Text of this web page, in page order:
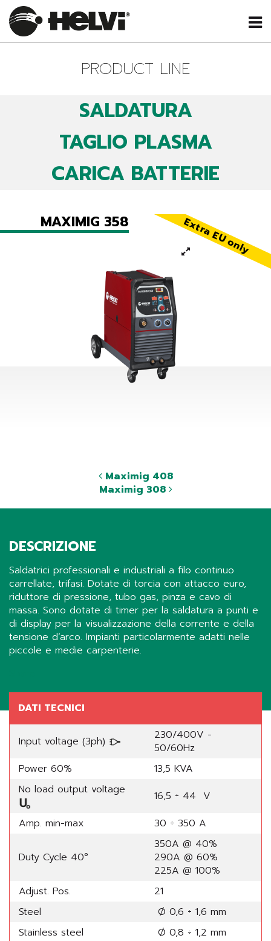
PRODUCT LINE
SALDATURA
TAGLIO PLASMA
CARICA BATTERIE
Extra EU only
MAXIMIG 358
Maximig 408
Maximig 308
DESCRIZIONE
Saldatrici professionali e industriali a filo continuo
carrellate, trifasi. Dotate di torcia con attacco euro,
riduttore di pressione, tubo gas, pinza e cavo di
massa. Sono dotate di timer per la saldatura a punti e
di display per la visualizzazione della corrente e della
tensione d’arco. Impianti particolarmente adatti nelle
piccole e medie carpenterie.
DATI TECNICI
Input voltage (3ph)
230/400V -
50/60Hz
Power 60%
13,5 KVA
No load output voltage
16,5 ÷ 44 V
Amp. min-max
30 ÷ 350 A
Duty Cycle 40°
350A @ 40%
290A @ 60%
225A @ 100%
Adjust. Pos.
21
Steel
Ø 0,6 ÷ 1,6 mm
Stainless steel
Ø 0,8 ÷ 1,2 mm